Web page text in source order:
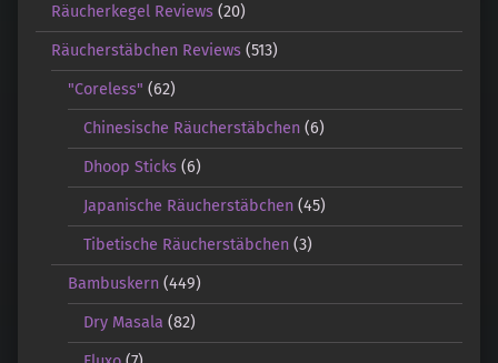
Räucherkegel Reviews (20)
Räucherstäbchen Reviews (513)
"Coreless" (62)
Chinesische Räucherstäbchen (6)
Dhoop Sticks (6)
Japanische Räucherstäbchen (45)
Tibetische Räucherstäbchen (3)
Bambuskern(449)
Dry Masala (82)